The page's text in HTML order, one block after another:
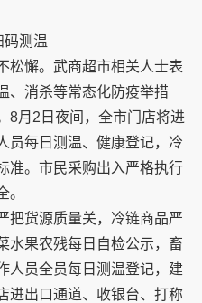
码测温
松懈。武商超市相关人士表
、消杀等常态化防疫举措
8月2日夜间，全市门店将进
员每日测温、健康登记，冷
准。市民采购出入严格执行
。
把货源质量关，冷链商品严
水果农残每日自检公示，畜
人员全员每日测温登记，建
进出口通道、收银台、打称